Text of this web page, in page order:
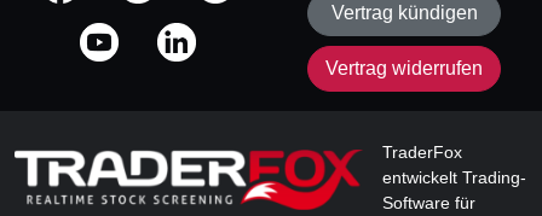
Vertrag kündigen
Vertrag widerrufen
TraderFox
entwickelt Trading-
Software für